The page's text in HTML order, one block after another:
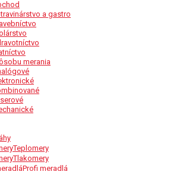
a gastro
merania
Teplomery
Tlakomery
Profi meradlá